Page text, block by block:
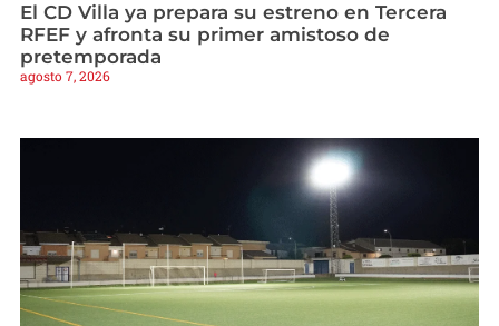
El CD Villa ya prepara su estreno en Tercera
RFEF y afronta su primer amistoso de
pretemporada
agosto 7, 2026